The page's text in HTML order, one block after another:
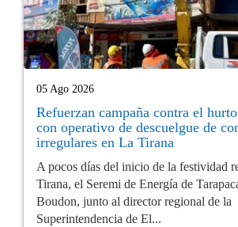
05 Ago 2026
Refuerzan campaña contra el
con operativo de descuelgue de
irregulares en La Tirana
A pocos días del inicio de la festividad
Tirana, el Seremi de Energía de
Boudon, junto al director regional de la
Superintendencia de El...